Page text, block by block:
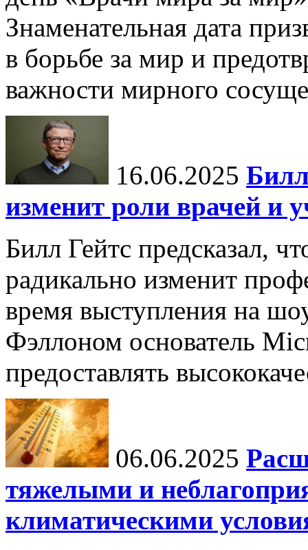
Знаменательная дата
в борьбе за мир и
важности мирного
16.06.2025
изменит роли врачей и
Билл Гейтс предсказал,
радикально изменит
время выступления на
Фэллоном основатель
предоставлять
06.06.2025
тяжелыми и
климатическими